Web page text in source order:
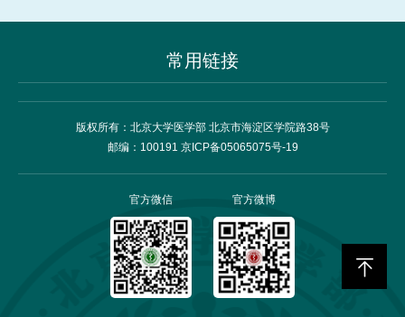
常用链接
版权所有：北京大学医学部 北京市海淀区学院路38号
邮编：100191 京ICP备05065075号-19
官方微信 官方微博